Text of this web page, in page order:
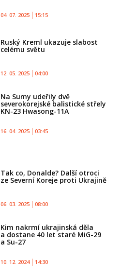
04. 07. 2025 15:15
Ruský Kreml ukazuje slabost
celému světu
12. 05. 2025 04:00
Na Sumy udeřily dvě
severokorejské balistické střely
KN-23 Hwasong-11A
16. 04. 2025 03:45
Tak co, Donalde? Další otroci
ze Severní Koreje proti Ukrajině
06. 03. 2025 08:00
Kim nakrmí ukrajinská děla
a dostane 40 let staré MiG-29
a Su-27
10. 12. 2024 14:30